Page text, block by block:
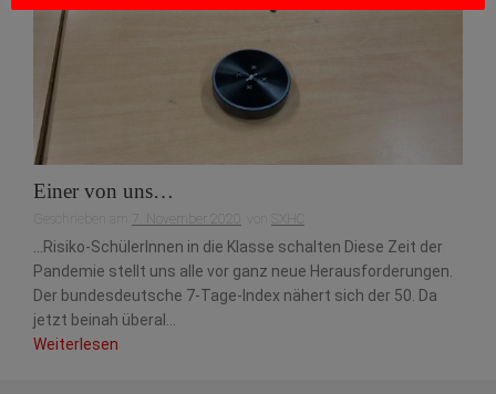
Einer von uns…
Geschrieben am 7. November 2020 SXHC
…Risiko-SchülerInnen in die Klasse schalten Diese Zeit der
Pandemie stellt uns alle vor ganz neue Herausforderungen.
Der bundesdeutsche 7-Tage-Index nähert sich der 50. Da
jetzt beinah überal...
Weiterlesen